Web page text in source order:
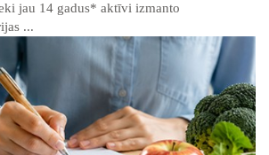
jau 14 gadus* aktīvi izmanto
...